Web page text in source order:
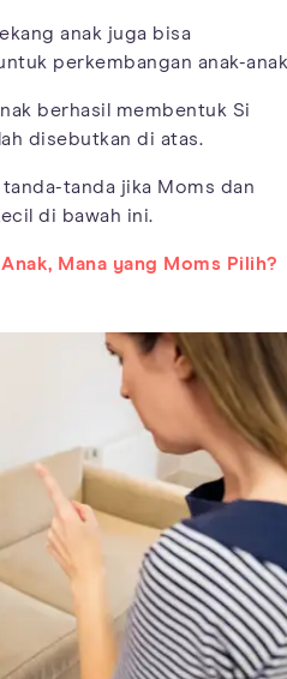
anak juga bisa
perkembangan anak-
berhasil membentuk Si
disebutkan di atas.
tanda jika Moms dan
di bawah ini.
Mana yang Moms Pilih?